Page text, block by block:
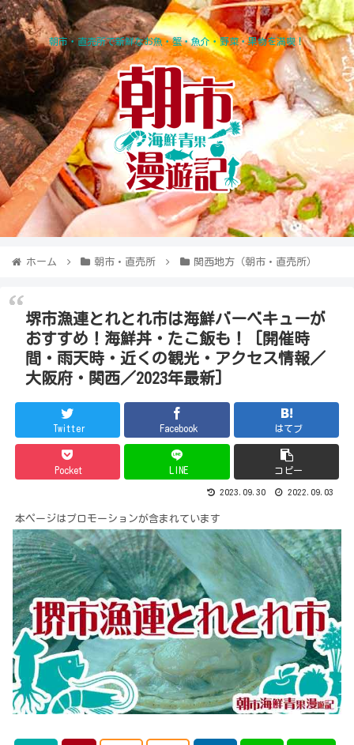
朝市・直売所で新鮮なお魚・蟹・魚介・野菜・果物を満喫！
ホーム 朝市・直売所 関西地方（朝市・直売所）
堺市漁連とれとれ市は海鮮バーベキューが
おすすめ！海鮮丼・たこ飯も！ [開催時
間・雨天時・近くの観光・アクセス情報／
大阪府・関西／2023年最新]
Twitter Facebook はてブ
Pocket LINE コピー
2023.09.30 2022.09.03
本ページはプロモーションが含まれています